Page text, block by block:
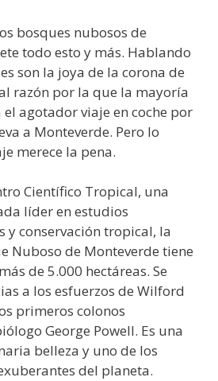
bosques nubosos de
todo esto y más. Hablando
son la joya de la corona de
razón por la que la mayoría
agotador viaje en coche por
a Monteverde. Pero lo
merece la pena.
Científico Tropical, una
líder en estudios
y conservación tropical, la
Nuboso de Monteverde tiene
de 5.000 hectáreas. Se
a los esfuerzos de Wilford
primeros colonos
George Powell. Es una
belleza y uno de los
del planeta.